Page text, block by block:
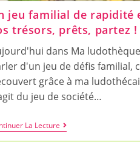
jeu familial de rapidité
trésors, prêts, partez !
dans Ma
d'un jeu de défis familial,
grâce à ma
du jeu de société…
La LectureUn
Jeu
Familial